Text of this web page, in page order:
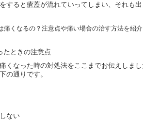
すると瘡蓋が流れていってしまい、それも
たときの注意点
くなった時の対処法をここまでお伝えしま
の通りです。
ない